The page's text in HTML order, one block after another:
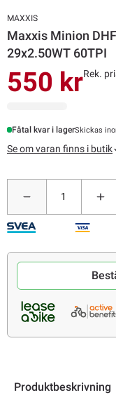
MAXXIS
Maxxis Minion
29x2.50WT 60TPI
550 krRek.
Fåtal kvar i lagerSkickas
Se om varan finns i butik
Produktbeskrivning